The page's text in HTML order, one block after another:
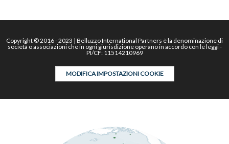
Copyright © 2016 - 2023 | Belluzzo International Partners è la denominazione di
società o associazioni che in ogni giurisdizione operano in accordo con le leggi -
PI/CF: 11514210969
MODIFICA IMPOSTAZIONI COOKIE